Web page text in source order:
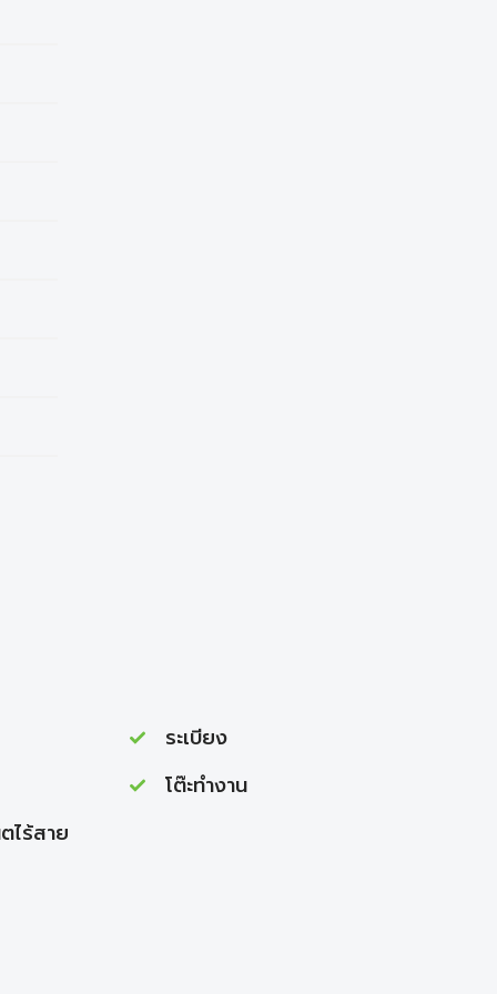
ระเบียง
โต๊ะทำงาน
ไร้สาย